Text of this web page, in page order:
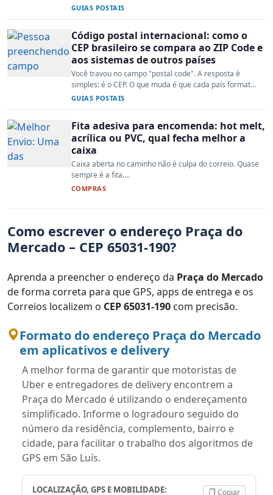
GUIAS POSTAIS
Código postal internacional: como o
CEP brasileiro se compara ao ZIP Code e
aos sistemas de outros países
Você travou no campo "postal code". A resposta é
simples: é o CEP. O que muda é que cada país format...
GUIAS POSTAIS
Fita adesiva para encomenda: hot melt,
acrílica ou PVC, qual fecha melhor a
caixa
Caixa aberta no caminho não é culpa do correio. Quase
sempre é a fita....
COMPRAS
Como escrever o endereço Praça do
Mercado – CEP 65031-190?
Aprenda a preencher o endereço da Praça do Mercado
de forma correta para que GPS, apps de entrega e os
Correios localizem o CEP 65031-190 com precisão.
Formato do endereço Praça do Mercado
em aplicativos e delivery
A melhor forma de garantir que motoristas de
Uber e entregadores de delivery encontrem a
Praça do Mercado é utilizando o endereçamento
simplificado. Informe o logradouro seguido do
número da residência, complemento, bairro e
cidade, para facilitar o trabalho dos algoritmos de
GPS em São Luís.
LOCALIZAÇÃO, GPS E MOBILIDADE: Copiar